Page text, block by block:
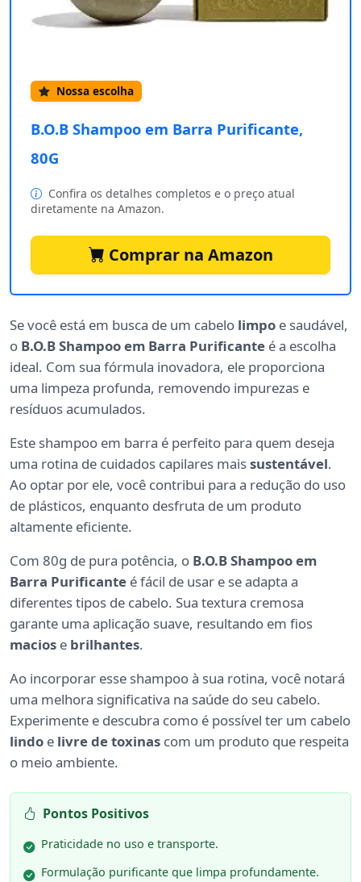
Nossa escolha
B.O.B Shampoo em Barra Purificante,
80G
Confira os detalhes completos e o preço atual
diretamente na Amazon.
Comprar na Amazon
Se você está em busca de um cabelo limpo e saudável,
o B.O.B Shampoo em Barra Purificante é a escolha
ideal. Com sua fórmula inovadora, ele proporciona
uma limpeza profunda, removendo impurezas e
resíduos acumulados.
Este shampoo em barra é perfeito para quem deseja
uma rotina de cuidados capilares maissustentável.
Ao optar por ele, você contribui para a redução do uso
de plásticos, enquanto desfruta de um produto
altamente eficiente.
Com 80g de pura potência, o B.O.B Shampoo em
Barra Purificante é fácil de usar e se adapta a
diferentes tipos de cabelo. Sua textura cremosa
garante uma aplicação suave, resultando em fios
macios e brilhantes.
Ao incorporar esse shampoo à sua rotina, você notará
uma melhora significativa na saúde do seu cabelo.
Experimente e descubra como é possível ter um cabelo
lindo e livre de toxinas com um produto que respeita
o meio ambiente.
Pontos Positivos
Praticidade no uso e transporte.
Formulação purificante que limpa profundamente.